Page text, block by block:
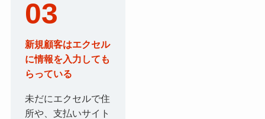
03
新規顧客はエクセル
に情報を入力しても
らっている
未だにエクセルで住
所や、支払いサイト